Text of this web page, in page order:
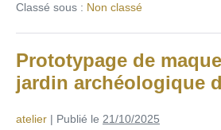
Classé sous : Non classé
Prototypage de
jardin archéologique
atelier | Publié le 21/10/2025